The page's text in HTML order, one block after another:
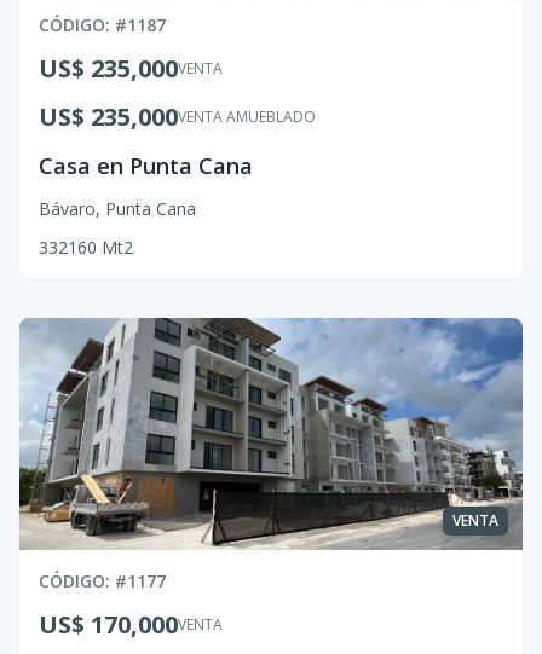
CÓDIGO: #1187
VENTA
US$ 235,000
VENTA AMUEBLADO
US$ 235,000
Casa en Punta Cana
Bávaro, Punta Cana
332160 Mt2
VENTA
CÓDIGO: #1177
VENTA
US$ 170,000